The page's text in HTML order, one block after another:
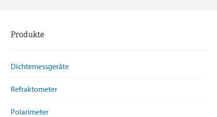
Produkte
Dichtemessgeräte
Refraktometer
Polarimeter